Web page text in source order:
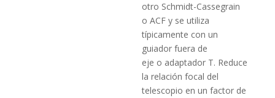
otro Schmidt-Cassegrain
o ACF y se utiliza
típicamente con un
guiador fuera de
eje o adaptador T. Reduce
la relación focal del
telescopio en un factor de